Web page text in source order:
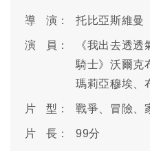
導 演： 托比亞斯維曼
演 員：
《我出去透
騎士》沃爾克
瑪莉亞穆埃、
片 型： 戰爭、冒險、
片 長： 99分